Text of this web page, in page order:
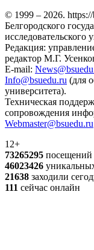
© 1999 – 2026.
Белгородского
Редакция:
редактор М.Г.
E-mail:
Info@bsuedu.ru (для
университета).
Техническая
сопровождения
Webmaster@bsuedu.ru
12+
73265295 посещений
46023426
21638 заходили
111 сейчас онлайн